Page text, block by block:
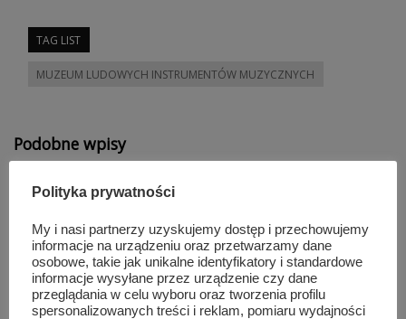
TAG LIST
MUZEUM LUDOWYCH INSTRUMENTÓW MUZYCZNYCH
Podobne wpisy
Polityka prywatności
My i nasi partnerzy uzyskujemy dostęp i przechowujemy
informacje na urządzeniu oraz przetwarzamy dane
osobowe, takie jak unikalne identyfikatory i standardowe
informacje wysyłane przez urządzenie czy dane
przeglądania w celu wyboru oraz tworzenia profilu
spersonalizowanych treści i reklam, pomiaru wydajności